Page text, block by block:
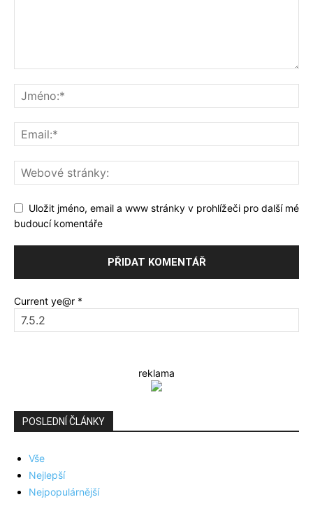
Uložit jméno, email a www stránky v prohlížeči pro další mé
budoucí komentáře
Current ye@r *
reklama
POSLEDNÍ ČLÁNKY
Vše
Nejlepší
Nejpopulárnější